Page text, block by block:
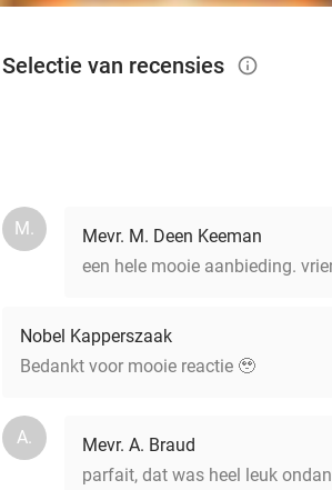
Selectie van recensies info_outlined
M.
Mevr. M. Deen Keeman
een hele mooie aanbieding.
Nobel Kapperszaak
Bedankt voor mooie reactie 🥹
A.
Mevr. A. Braud
parfait, dat was heel leuk